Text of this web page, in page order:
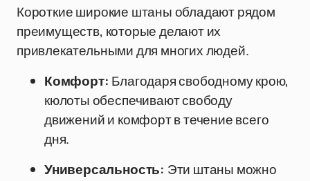
Короткие широкие штаны обладают рядом
преимуществ, которые делают их
привлекательными для многих людей.
Комфорт: Благодаря свободному крою,
кюлоты обеспечивают свободу
движений и комфорт в течение всего
дня.
Универсальность: Эти штаны можно